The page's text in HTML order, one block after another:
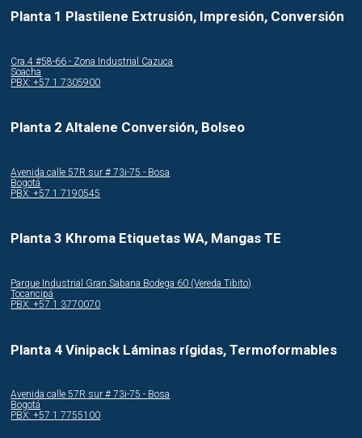
Planta 1 Plastilene Extrusión, Impresión, Conversión
Cra.4 #58-66 - Zona Industrial Cazuca
Soacha
PBX: +57 1 7305900
Planta 2 Altalene Conversión, Bolseo
Avenida calle 57R sur # 73i-75 - Bosa
Bogotá
PBX: +57 1 7190545
Planta 3 Khroma Etiquetas WA, Mangas TE
Parque Industrial Gran Sabana Bodega 60 (Vereda Tibito)
Tocancipá
PBX: +57 1 3770070
Planta 4 Vinipack Láminas rígidas, Termoformables
Avenida calle 57R sur # 73i-75 - Bosa
Bogotá
PBX: +57 1 7755100